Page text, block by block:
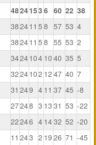
4824153 6 60 22 38
382411 5 8 57 53 4
382411 5 8 55 53 2
3424104 10 40 35 5
3224102 12 47 40 7
31 249 4 11 37 45 -8
27248 3 13 31 53 -22
22246 4 1432 52 -20
11 243 2 19 26 71 -45